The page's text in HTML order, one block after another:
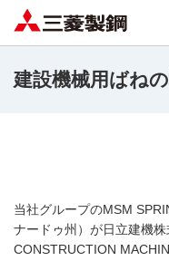
建設機械用ばね
当社グループのMSM
ナードゥ州）が日立建機
CONSTRUCTION